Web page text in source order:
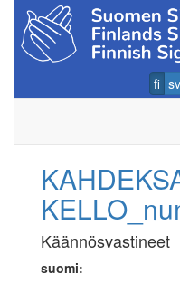
fi sv
Käännösvastineet
suomi: